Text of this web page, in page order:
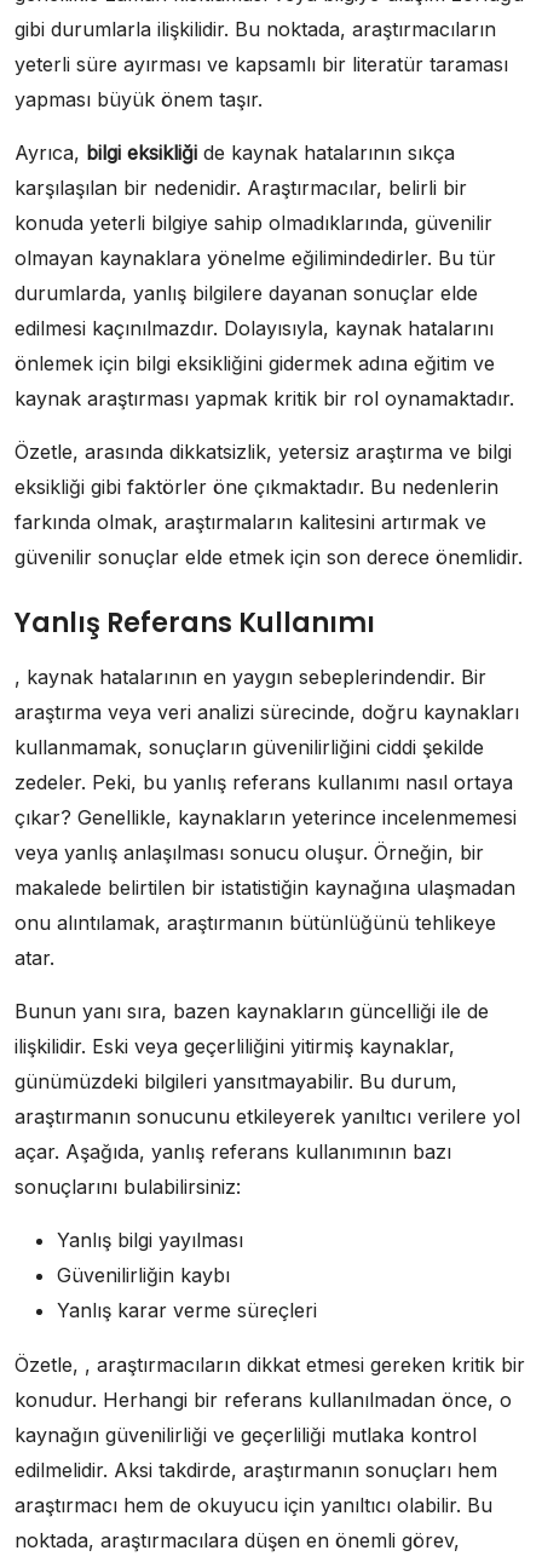
gibi durumlarla ilişkilidir. Bu noktada, araştırmacıların
yeterli süre ayırması ve kapsamlı bir literatür taraması
yapması büyük önem taşır.
Ayrıca, bilgi eksikliği de kaynak hatalarının sıkça
karşılaşılan bir nedenidir. Araştırmacılar, belirli bir
konuda yeterli bilgiye sahip olmadıklarında, güvenilir
olmayan kaynaklara yönelme eğilimindedirler. Bu tür
durumlarda, yanlış bilgilere dayanan sonuçlar elde
edilmesi kaçınılmazdır. Dolayısıyla, kaynak hatalarını
önlemek için bilgi eksikliğini gidermek adına eğitim ve
kaynak araştırması yapmak kritik bir rol oynamaktadır.
Özetle, arasında dikkatsizlik, yetersiz araştırma ve bilgi
eksikliği gibi faktörler öne çıkmaktadır. Bu nedenlerin
farkında olmak, araştırmaların kalitesini artırmak ve
güvenilir sonuçlar elde etmek için son derece önemlidir.
Yanlış Referans Kullanımı
, kaynak hatalarının en yaygın sebeplerindendir. Bir
araştırma veya veri analizi sürecinde, doğru kaynakları
kullanmamak, sonuçların güvenilirliğini ciddi şekilde
zedeler. Peki, bu yanlış referans kullanımı nasıl ortaya
çıkar? Genellikle, kaynakların yeterince incelenmemesi
veya yanlış anlaşılması sonucu oluşur. Örneğin, bir
makalede belirtilen bir istatistiğin kaynağına ulaşmadan
onu alıntılamak, araştırmanın bütünlüğünü tehlikeye
atar.
Bunun yanı sıra, bazen kaynakların güncelliği ile de
ilişkilidir. Eski veya geçerliliğini yitirmiş kaynaklar,
günümüzdeki bilgileri yansıtmayabilir. Bu durum,
araştırmanın sonucunu etkileyerek yanıltıcı verilere yol
açar. Aşağıda, yanlış referans kullanımının bazı
sonuçlarını bulabilirsiniz:
Yanlış bilgi yayılması
Güvenilirliğin kaybı
Yanlış karar verme süreçleri
Özetle, , araştırmacıların dikkat etmesi gereken kritik bir
konudur. Herhangi bir referans kullanılmadan önce, o
kaynağın güvenilirliği ve geçerliliği mutlaka kontrol
edilmelidir. Aksi takdirde, araştırmanın sonuçları hem
araştırmacı hem de okuyucu için yanıltıcı olabilir. Bu
noktada, araştırmacılara düşen en önemli görev,